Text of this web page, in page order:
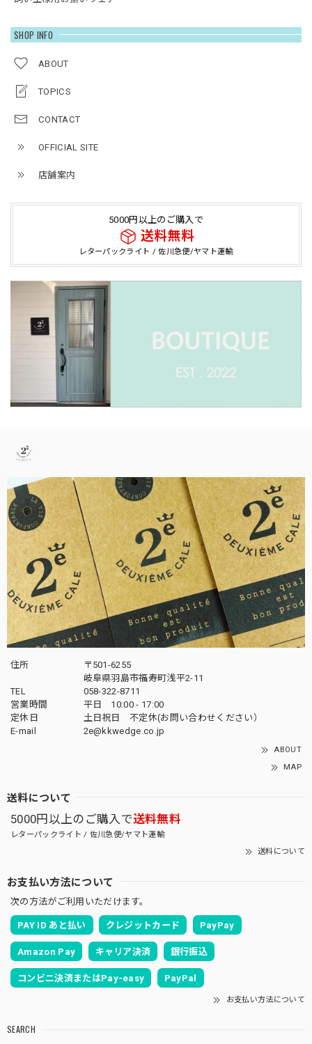
SHOP INFO
ABOUT
TOPICS
CONTACT
OFFICIAL SITE
店舗案内
5000円以上のご購入で
送料無料
レターパックライト / 佐川急便/ヤマト運輸
住所
〒501-6255
岐阜県羽島市福寿町浅平2-11
TEL
058-322-8711
営業時間
平日 10:00 - 17:00
定休日
土日祝日 不定休(お問い合わせください）
E-mail
2e@kkwedge.co.jp
ABOUT
MAP
送料について
5000円以上のご購入で送料無料
レターパックライト / 佐川急便/ヤマト運輸
送料について
お支払い方法について
次の方法がご利用いただけます。
PAY ID あと払い クレジットカード PayPay
Amazon Pay キャリア決済 銀行振込
コンビニ決済またはPay-easy PayPal
お支払い方法について
SEARCH